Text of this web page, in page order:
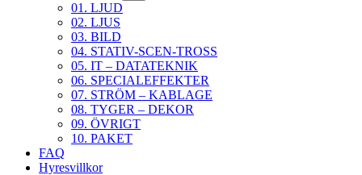
01. LJUD
02. LJUS
03. BILD
04. STATIV-SCEN-TROSS
05. IT – DATATEKNIK
06. SPECIALEFFEKTER
07. STRÖM – KABLAGE
08. TYGER – DEKOR
09. ÖVRIGT
10. PAKET
FAQ
Hyresvillkor